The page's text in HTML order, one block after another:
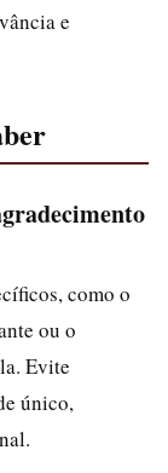
e
como o
ou o
Evite
único,